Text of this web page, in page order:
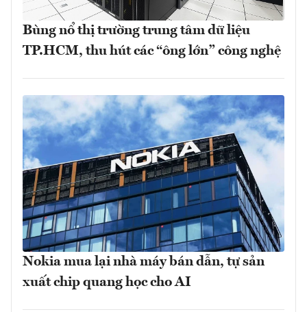
Bùng nổ thị trường trung tâm dữ liệu
TP.HCM, thu hút các “ông lớn” công nghệ
Nokia mua lại nhà máy bán dẫn, tự sản
xuất chip quang học cho AI